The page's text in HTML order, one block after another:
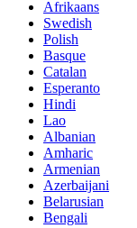
Afrikaans
Swedish
Polish
Basque
Catalan
Esperanto
Hindi
Lao
Albanian
Amharic
Armenian
Azerbaijani
Belarusian
Bengali